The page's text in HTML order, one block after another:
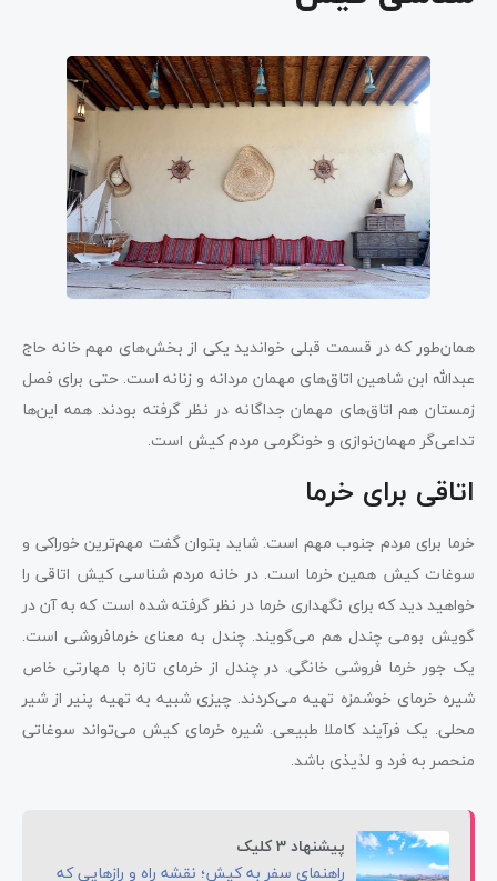
همان‌طور که در قسمت قبلی خواندید یکی از بخش‌های مهم خانه حاج
عبدالله ابن شاهین اتاق‌های مهمان مردانه و زنانه است. حتی برای فصل
زمستان هم اتاق‌های مهمان جداگانه در نظر گرفته بودند. همه این‌ها
تداعی‌گر مهمان‌نوازی و خونگرمی مردم کیش است.
اتاقی برای خرما
خرما برای مردم جنوب مهم است. شاید بتوان گفت مهم‌ترین خوراکی و
سوغات کیش همین خرما است. در خانه مردم شناسی کیش اتاقی را
خواهید دید که برای نگهداری خرما در نظر گرفته شده است که به آن در
گویش بومی چندل هم می‌گویند. چندل به معنای خرمافروشی است.
یک جور خرما فروشی خانگی. در چندل از خرمای تازه با مهارتی خاص
شیره خرمای خوشمزه تهیه می‌کردند. چیزی شبیه به تهیه پنیر از شیر
محلی. یک فرآیند کاملا طبیعی. شیره خرمای کیش می‌تواند سوغاتی
منحصر به فرد و لذیذی باشد.
پیشنهاد 3 کلیک
راهنمای سفر به کیش؛ نقشه راه و رازهایی که